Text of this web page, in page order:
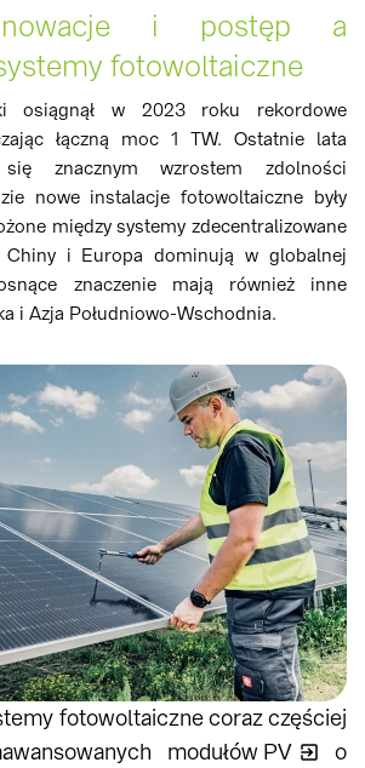
i postęp a
fotowoltaiczne
osiągnął w 2023 roku rekordowe
łączną moc 1 TW. Ostatnie lata
się znacznym wzrostem zdolności
nowe instalacje fotowoltaiczne były
między systemy zdecentralizowane
Chiny i Europa dominują w globalnej
znaczenie mają również inne
i Azja Południowo-Wschodnia.
fotowoltaiczne coraz częściej
modułów PV
o